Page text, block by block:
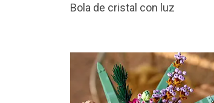
Bola de cristal con luz